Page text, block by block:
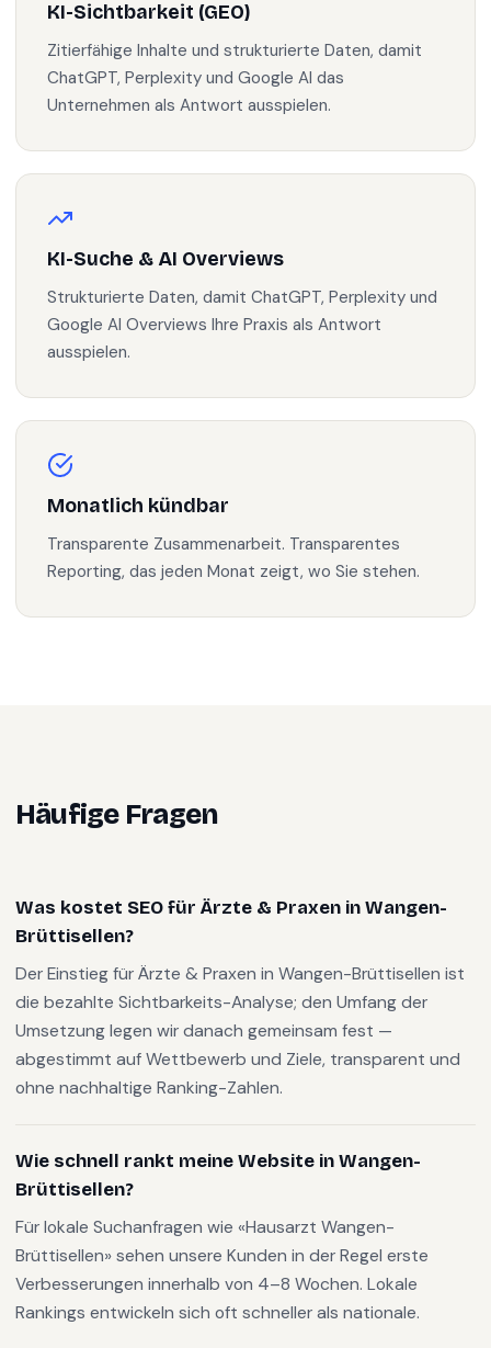
KI-Sichtbarkeit (GEO)
Zitierfähige Inhalte und strukturierte Daten, damit
ChatGPT, Perplexity und Google AI das
Unternehmen als Antwort ausspielen.
KI-Suche & AI Overviews
Strukturierte Daten, damit ChatGPT, Perplexity und
Google AI Overviews Ihre Praxis als Antwort
ausspielen.
Monatlich kündbar
Transparente Zusammenarbeit. Transparentes
Reporting, das jeden Monat zeigt, wo Sie stehen.
Häufige Fragen
Was kostet SEO für Ärzte & Praxen in Wangen-
Brüttisellen?
Der Einstieg für Ärzte & Praxen in Wangen-Brüttisellen ist
die bezahlte Sichtbarkeits-Analyse; den Umfang der
Umsetzung legen wir danach gemeinsam fest —
abgestimmt auf Wettbewerb und Ziele, transparent und
ohne nachhaltige Ranking-Zahlen.
Wie schnell rankt meine Website in Wangen-
Brüttisellen?
Für lokale Suchanfragen wie «Hausarzt Wangen-
Brüttisellen» sehen unsere Kunden in der Regel erste
Verbesserungen innerhalb von 4–8 Wochen. Lokale
Rankings entwickeln sich oft schneller als nationale.